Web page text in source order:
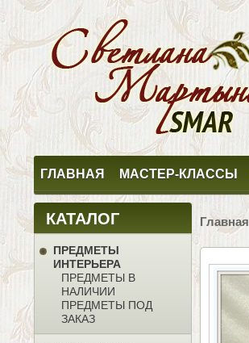
ГЛАВНАЯ МАСТЕР-КЛАССЫ
КАТАЛОГ
ПРЕДМЕТЫ
ИНТЕРЬЕРА
ПРЕДМЕТЫ В
НАЛИЧИИ
ПРЕДМЕТЫ ПОД
ЗАКАЗ
Главная